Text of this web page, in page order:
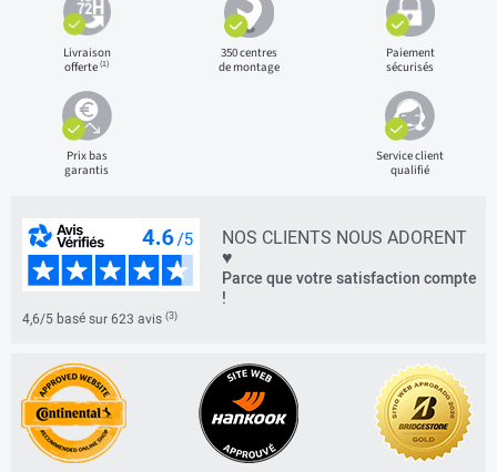
Livraison
offerte(1)
350 centres
de montage
Paiement
sécurisés
Prix bas
garantis
Service client
qualifié
NOS CLIENTS NOUS ADORENT
♥
Parce que votre satisfaction compte
!
4,6/5 basé sur 623 avis (3)